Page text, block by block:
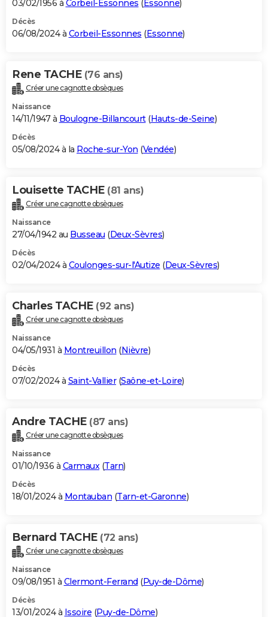
03/02/1956 à Corbeil-Essonnes ( Essonne)
Décès
06/08/2024 à Corbeil-Essonnes (Essonne)
Rene TACHE (76 ans)
Créer une cagnotte obsèques
Naissance
14/11/1947 à Boulogne-Billancourt(Hauts-de-Seine)
Décès
05/08/2024 à la Roche-sur-Yon (Vendée)
Louisette TACHE (81 ans)
Créer une cagnotte obsèques
Naissance
27/04/1942 au Busseau (Deux-Sèvres)
Décès
02/04/2024 à Coulonges-sur-l'Autize (Deux-Sèvres)
Charles TACHE (92 ans)
Créer une cagnotte obsèques
Naissance
04/05/1931 à Montreuillon (Nièvre)
Décès
07/02/2024 à Saint-Vallier(Saône-et-Loire)
Andre TACHE (87 ans)
Créer une cagnotte obsèques
Naissance
01/10/1936 à Carmaux(Tarn)
Décès
18/01/2024 à Montauban (Tarn-et-Garonne)
Bernard TACHE (72 ans)
Créer une cagnotte obsèques
Naissance
09/08/1951 à Clermont-Ferrand (Puy-de-Dôme)
Décès
13/01/2024 à Issoire (Puy-de-Dôme)